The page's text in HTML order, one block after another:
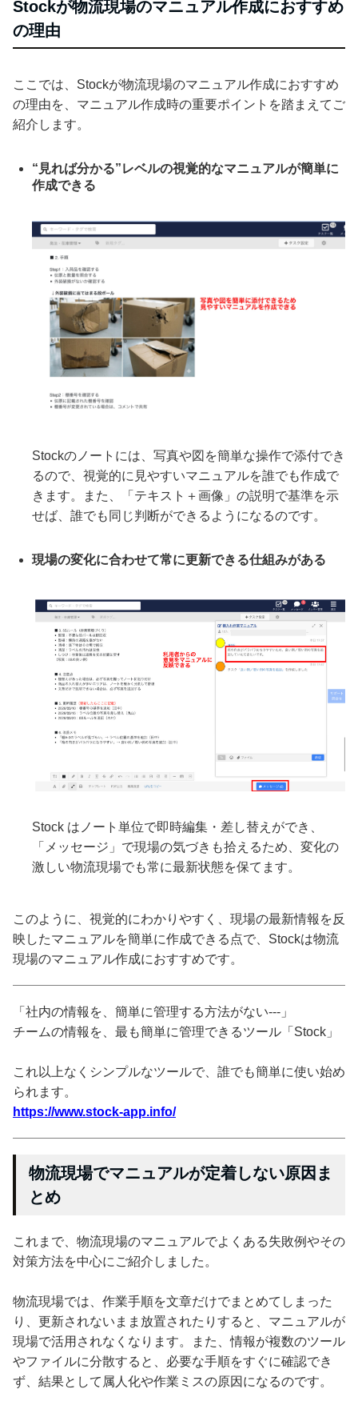
Stockが物流現場のマニュアル作成におすすめ
の理由
ここでは、Stockが物流現場のマニュアル作成におすすめ
の理由を、マニュアル作成時の重要ポイントを踏まえてご
紹介します。
“見れば分かる”レベルの視覚的なマニュアルが簡単に
作成できる
Stockのノートには、写真や図を簡単な操作で添付でき
るので、視覚的に見やすいマニュアルを誰でも作成で
きます。また、「テキスト＋画像」の説明で基準を示
せば、誰でも同じ判断ができるようになるのです。
現場の変化に合わせて常に更新できる仕組みがある
Stock はノート単位で即時編集・差し替えができ、
「メッセージ」で現場の気づきも拾えるため、変化の
激しい物流現場でも常に最新状態を保てます。
このように、視覚的にわかりやすく、現場の最新情報を反
映したマニュアルを簡単に作成できる点で、Stockは物流
現場のマニュアル作成におすすめです。
「社内の情報を、簡単に管理する方法がない---」
チームの情報を、最も簡単に管理できるツール「Stock」
これ以上なくシンプルなツールで、誰でも簡単に使い始め
られます。
https://www.stock-app.info/
物流現場でマニュアルが定着しない原因ま
とめ
これまで、物流現場のマニュアルでよくある失敗例やその
対策方法を中心にご紹介しました。
物流現場では、作業手順を文章だけでまとめてしまった
り、更新されないまま放置されたりすると、マニュアルが
現場で活用されなくなります。また、情報が複数のツール
やファイルに分散すると、必要な手順をすぐに確認でき
ず、結果として属人化や作業ミスの原因になるのです。